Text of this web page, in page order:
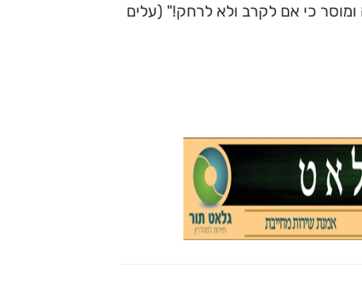
כי אם לקרב ולא לרחק!" (עלים